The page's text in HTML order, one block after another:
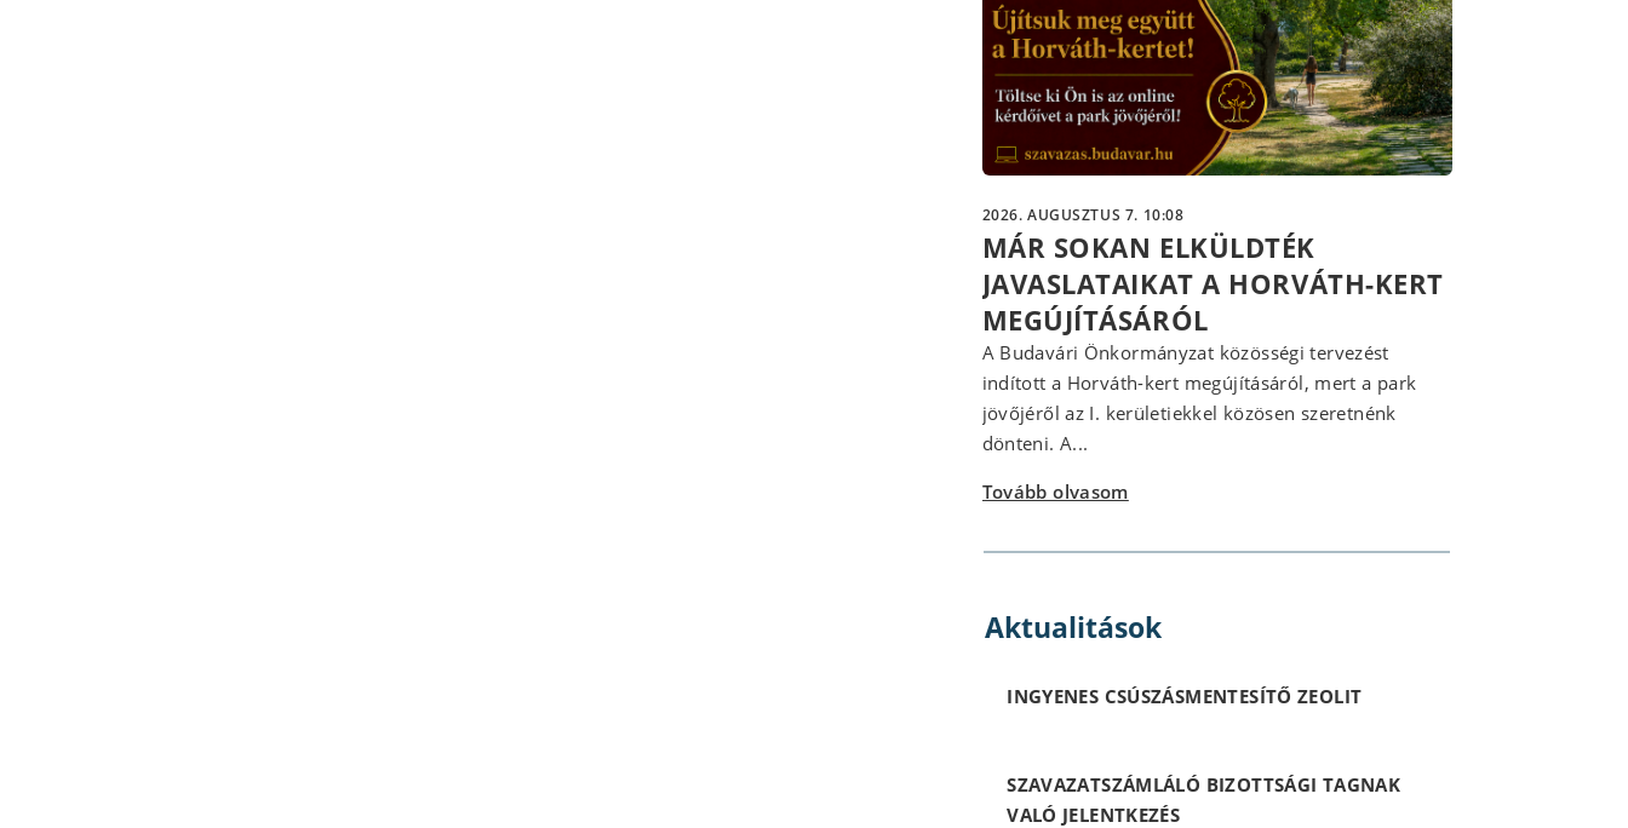
2026. AUGUSZTUS 7. 10:08
MÁR SOKAN ELKÜLDTÉK
JAVASLATAIKAT A HORVÁTH-KERT
MEGÚJÍTÁSÁRÓL
A Budavári Önkormányzat közösségi tervezést
indított a Horváth-kert megújításáról, mert a park
jövőjéről az I. kerületiekkel közösen szeretnénk
dönteni. A...
Tovább olvasom
Aktualitások
INGYENES CSÚSZÁSMENTESÍTŐ ZEOLIT
SZAVAZATSZÁMLÁLÓ BIZOTTSÁGI TAGNAK
VALÓ JELENTKEZÉS